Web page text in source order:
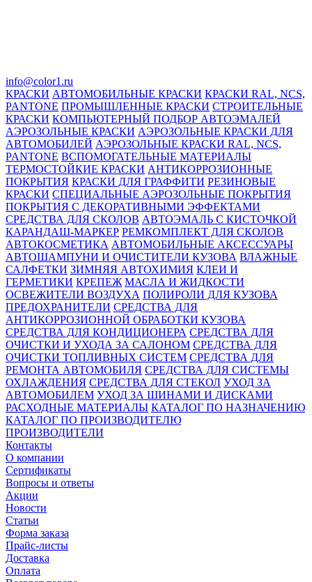
info@color1.ru
КРАСКИ АВТОМОБИЛЬНЫЕ КРАСКИ КРАСКИ RAL, NCS,
PANTONE ПРОМЫШЛЕННЫЕ КРАСКИ СТРОИТЕЛЬНЫЕ
КРАСКИ КОМПЬЮТЕРНЫЙ ПОДБОР АВТОЭМАЛЕЙ
АЭРОЗОЛЬНЫЕ КРАСКИ АЭРОЗОЛЬНЫЕ КРАСКИ ДЛЯ
АВТОМОБИЛЕЙ АЭРОЗОЛЬНЫЕ КРАСКИ RAL, NCS,
PANTONE ВСПОМОГАТЕЛЬНЫЕ МАТЕРИАЛЫ
ТЕРМОСТОЙКИЕ КРАСКИ АНТИКОРРОЗИОННЫЕ
ПОКРЫТИЯ КРАСКИ ДЛЯ ГРАФФИТИ РЕЗИНОВЫЕ
КРАСКИ СПЕЦИАЛЬНЫЕ АЭРОЗОЛЬНЫЕ ПОКРЫТИЯ
ПОКРЫТИЯ С ДЕКОРАТИВНЫМИ ЭФФЕКТАМИ
СРЕДСТВА ДЛЯ СКОЛОВ АВТОЭМАЛЬ С КИСТОЧКОЙ
КАРАНДАШ-МАРКЕР РЕМКОМПЛЕКТ ДЛЯ СКОЛОВ
АВТОКОСМЕТИКА АВТОМОБИЛЬНЫЕ АКСЕССУАРЫ
АВТОШАМПУНИ И ОЧИСТИТЕЛИ КУЗОВА ВЛАЖНЫЕ
САЛФЕТКИ ЗИМНЯЯ АВТОХИМИЯ КЛЕИ И
ГЕРМЕТИКИ КРЕПЕЖ МАСЛА И ЖИДКОСТИ
ОСВЕЖИТЕЛИ ВОЗДУХА ПОЛИРОЛИ ДЛЯ КУЗОВА
ПРЕДОХРАНИТЕЛИ СРЕДСТВА ДЛЯ
АНТИКОРРОЗИОННОЙ ОБРАБОТКИ КУЗОВА
СРЕДСТВА ДЛЯ КОНДИЦИОНЕРА СРЕДСТВА ДЛЯ
ОЧИСТКИ И УХОДА ЗА САЛОНОМ СРЕДСТВА ДЛЯ
ОЧИСТКИ ТОПЛИВНЫХ СИСТЕМ СРЕДСТВА ДЛЯ
РЕМОНТА АВТОМОБИЛЯ СРЕДСТВА ДЛЯ СИСТЕМЫ
ОХЛАЖДЕНИЯ СРЕДСТВА ДЛЯ СТЕКОЛ УХОД ЗА
АВТОМОБИЛЕМ УХОД ЗА ШИНАМИ И ДИСКАМИ
РАСХОДНЫЕ МАТЕРИАЛЫ КАТАЛОГ ПО НАЗНАЧЕНИЮ
КАТАЛОГ ПО ПРОИЗВОДИТЕЛЮ
ПРОИЗВОДИТЕЛИ
Контакты
О компании
Сертификаты
Вопросы и ответы
Акции
Новости
Статьи
Форма заказа
Прайс-листы
Доставка
Оплата